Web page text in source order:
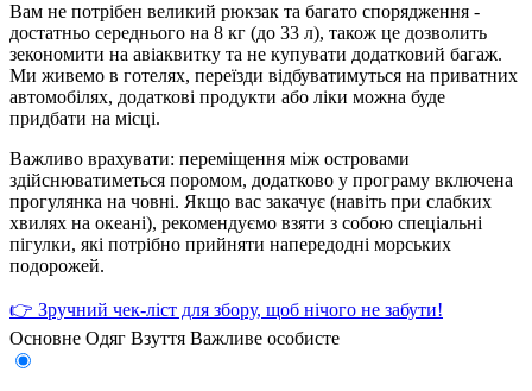
Вам не потрібен великий рюкзак та багато спорядження -
достатньо середнього на 8 кг (до 33 л), також це дозволить
зекономити на авіаквитку та не купувати додатковий багаж.
Ми живемо в готелях, переїзди відбуватимуться на приватних
автомобілях, додаткові продукти або ліки можна буде
придбати на місці.
Важливо врахувати: переміщення між островами
здійснюватиметься поромом, додатково у програму включена
прогулянка на човні. Якщо вас закачує (навіть при слабких
хвилях на океані), рекомендуємо взяти з собою спеціальні
пігулки, які потрібно прийняти напередодні морських
подорожей.
👉 Зручний чек-ліст для збору, щоб нічого не забути!
Основне Одяг Взуття Важливе особисте